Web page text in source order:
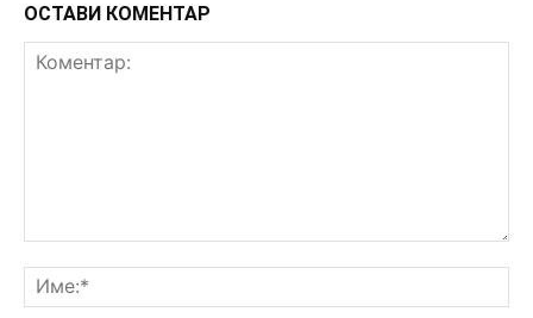
ОСТАВИ КОМЕНТАР